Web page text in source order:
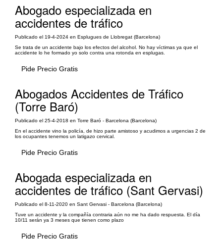
Abogado especializada en
accidentes de tráfico
Publicado el 19-4-2024 en Esplugues de Llobregat (Barcelona)
Se trata de un accidente bajo los efectos del alcohol. No hay víctimas ya que el
accidente lo he formado yo solo contra una rotonda en esplugas.
Pide Precio Gratis
Abogados Accidentes de Tráfico
(Torre Baró)
Publicado el 25-4-2018 en Torre Baró - Barcelona (Barcelona)
En el accidente vino la policía, de hizo parte amistoso y acudimos a urgencias 2 de
los ocupantes tenemos un latigazo cervical.
Pide Precio Gratis
Abogada especializada en
accidentes de tráfico (Sant Gervasi)
Publicado el 8-11-2020 en Sant Gervasi - Barcelona (Barcelona)
Tuve un accidente y la compañía contraria aún no me ha dado respuesta. El día
10/11 serán ya 3 meses que tienen como plazo
Pide Precio Gratis